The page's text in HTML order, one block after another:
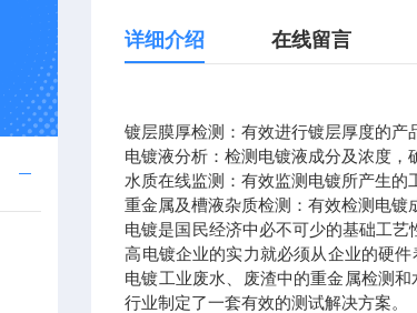
详细介绍 在线留言
镀层膜厚检测：有效进行镀层厚度的产
电镀液分析：检测电镀液成分及浓度，
水质在线监测：有效监测电镀所产生
重金属及槽液杂质检测：有效检测电
电镀是国民经济中必不可少的基础工
高电镀企业的实力就必须从企业的硬
电镀工业废水、废渣中的重金属检测
行业制定了一套有效的测试解决方案。